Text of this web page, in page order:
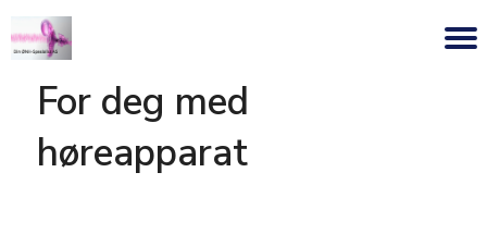
For deg med
høreapparat